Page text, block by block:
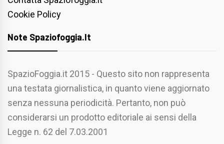
Cookie Policy
Note Spaziofoggia.it
SpazioFoggia.it 2015 - Questo sito non rappresenta
una testata giornalistica, in quanto viene aggiornato
senza nessuna periodicità. Pertanto, non può
considerarsi un prodotto editoriale ai sensi della
Legge n. 62 del 7.03.2001